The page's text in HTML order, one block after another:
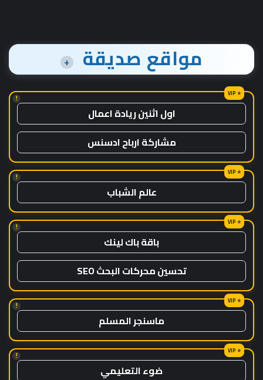
مواقع صديقة +
!
اول اثنين ريادة اعمال
مشاركة ارباح ادسنس
!
عالم الشباب
!
باقة باك لينك
تحسين محركات البحث SEO
!
ماسنجر المسلم
!
ضوء التعليمي